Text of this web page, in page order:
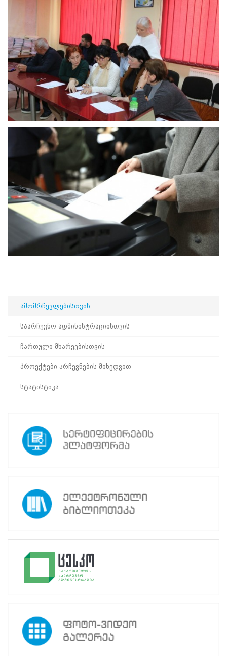
არჩევნების
მოდერნიზაციის
ტენდენციები
და
ხმის
მიცემის
პროცესში
ელექტრონული
ტექნოლოგიების
გამოყენება;
ამომრჩევლის
უფლების
ფარულობა
და
დაცულობა
კენჭისყრის
პროცესში;
ინკლუზიური
გარემო;
საქართველოს
საარჩევნო
პედაგოგები
პრაქტიკაში
ელექტრონული
კენჭისყრის
და
მონაწილეობა
მიიღეს
იმიტირებულ
არჩევნებში.
სამოქალაქო
განათლების
პედაგოგებმა
პოზიტიურად
შეაფასეს
პროექტი,
მომავალში
პირველად
ექნებათ
შეხება
უკუგების
ფორმატში
მონაწილეებმა
ამომრჩევლებისთვის
საარჩევნო ადმინისტრაციისთვის
ჩართული მხარეებისთვის
პროექტები არჩევნების მიხედვით
სტატისტიკა